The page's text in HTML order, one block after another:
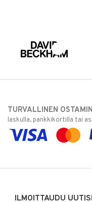
TURVALLINEN
laskulla, pankkikortilla tai
ILMOITTAUDU